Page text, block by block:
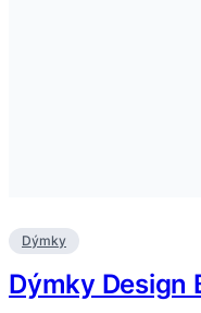
Dýmky
Dýmky Design